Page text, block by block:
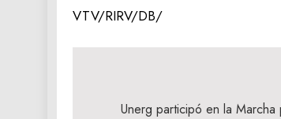
VTV/RIRV/DB/
Unerg participó en la